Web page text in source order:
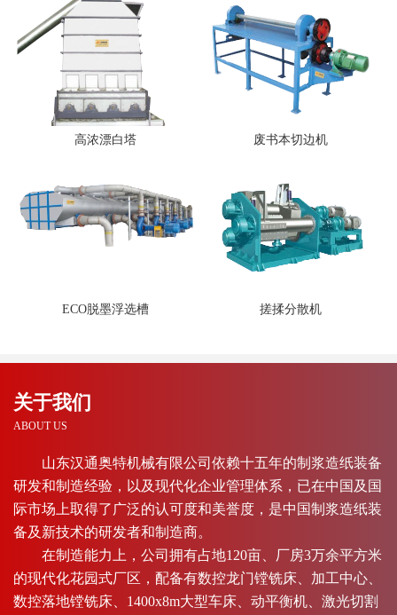
高浓漂白塔 废书本切边机
ECO脱墨浮选槽 搓揉分散机
关于我们
ABOUT US
山东汉通奥特机械有限公司依赖十五年的制浆造纸装备
研发和制造经验，以及现代化企业管理体系，已在中国及国
际市场上取得了广泛的认可度和美誉度，是中国制浆造纸装
备及新技术的研发者和制造商。
在制造能力上，公司拥有占地120亩、厂房3万余平方米
的现代化花园式厂区，配备有数控龙门镗铣床、加工中心、
数控落地镗铣床、1400x8m大型车床、动平衡机、激光切割